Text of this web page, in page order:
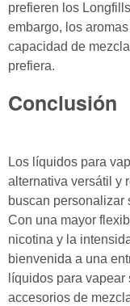
prefieren los
embargo, los
capacidad de
prefiera.
Conclusión
Los líquidos para
alternativa versátil y
buscan personalizar
Con una mayor
nicotina y la
bienvenida a una
líquidos para
accesorios de